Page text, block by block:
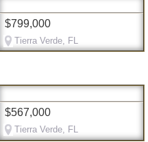
$799,000
Tierra Verde, FL
$567,000
Tierra Verde, FL